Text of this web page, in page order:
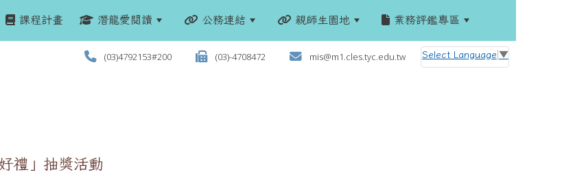
課程計畫 潛龍愛閱讀 公務連結 親師生園地 業務評鑑專區
(03)4792153#200 (03)-4708472 mis@m1.cles.tyc.edu.tw Select Language ▼
禮」抽獎活動